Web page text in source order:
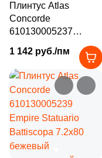
Плинтус Atlas
Concorde
610130005237
Diamond Battiscopa
7.2x80 бежевый
полированный под
камень
1 142 руб./пм